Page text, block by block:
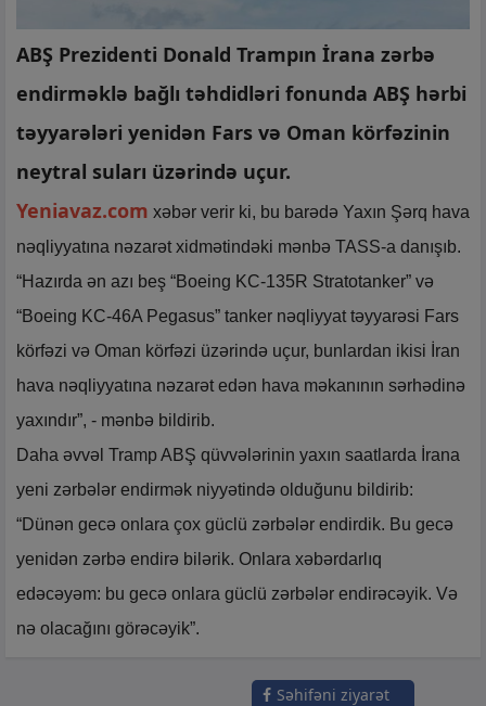
ABŞ Prezidenti Donald Trampın İrana zərbə
endirməklə bağlı təhdidləri fonunda ABŞ hərbi
təyyarələri yenidən Fars və Oman körfəzinin
neytral suları üzərində uçur.
Yeniavaz.com xəbər verir ki, bu barədə Yaxın Şərq hava
nəqliyyatına nəzarət xidmətindəki mənbə TASS-a danışıb.
“Hazırda ən azı beş “Boeing KC-135R Stratotanker” və
“Boeing KC-46A Pegasus” tanker nəqliyyat təyyarəsi Fars
körfəzi və Oman körfəzi üzərində uçur, bunlardan ikisi İran
hava nəqliyyatına nəzarət edən hava məkanının sərhədinə
yaxındır”, - mənbə bildirib.
Daha əvvəl Tramp ABŞ qüvvələrinin yaxın saatlarda İrana
yeni zərbələr endirmək niyyətində olduğunu bildirib:
“Dünən gecə onlara çox güclü zərbələr endirdik. Bu gecə
yenidən zərbə endirə bilərik. Onlara xəbərdarlıq
edəcəyəm: bu gecə onlara güclü zərbələr endirəcəyik. Və
nə olacağını görəcəyik”.
Səhifəni ziyarət